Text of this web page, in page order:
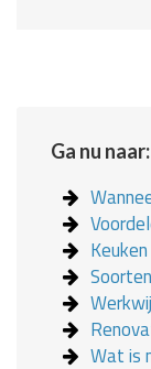
Ga nu naar:
Wat is